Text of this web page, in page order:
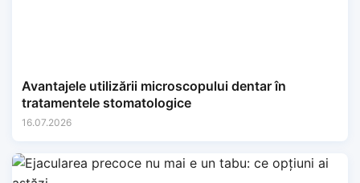
Avantajele utilizării microscopului dentar în
tratamentele stomatologice
16.07.2026